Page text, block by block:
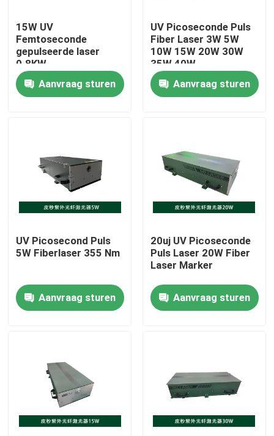
Huis
Videos
Over ons
Kwaliteitscontrole
Een offerte aanvragen
Groene fiberlaser
15W UV
Femtoseconde
gepulseerde laser
0.8KW
Aanvraag sturen
UV Picoseconde Puls
Fiber Laser 3W 5W
10W 15W 20W 30W
35W 40W
Aanvraag sturen
UV Picosecond Puls
5W Fiberlaser 355 Nm
Aanvraag sturen
20uj UV Picoseconde
Puls Laser 20W Fiber
Laser Marker
Aanvraag sturen